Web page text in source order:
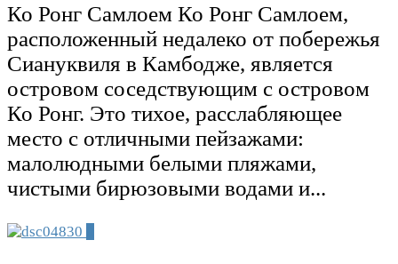
Ко Ронг Самлоем Ко Ронг Самлоем,
расположенный недалеко от побережья
Сиануквиля в Камбодже, является
островом соседствующим с островом
Ко Ронг. Это тихое, расслабляющее
место с отличными пейзажами:
малолюдными белыми пляжами,
чистыми бирюзовыми водами и...